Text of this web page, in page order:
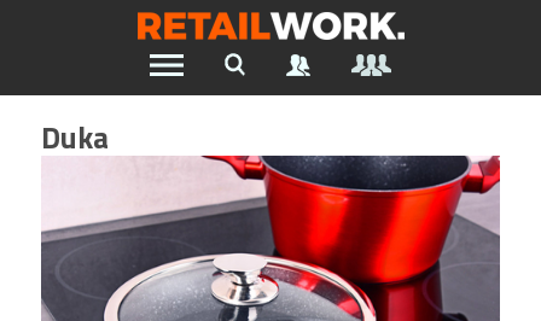
Znajdź pracę w branży Retail &
Ecommerce
Szukaj oferty pracy:
Duka
Wszystkie Artykuły